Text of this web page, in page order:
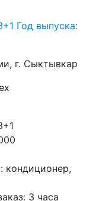
Год выпуска:
г. Сыктывкар
кондиционер,
3 часа